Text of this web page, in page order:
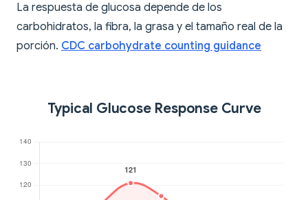
La respuesta de glucosa depende de los
carbohidratos, la fibra, la grasa y el tamaño real de la
porción. CDC carbohydrate counting guidance
Typical Glucose Response Curve